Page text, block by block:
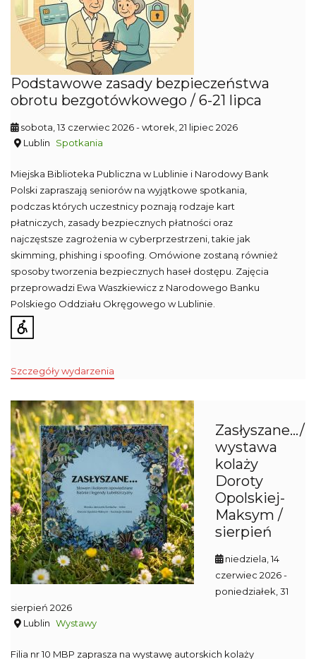
Podstawowe zasady bezpieczeństwa
obrotu bezgotówkowego / 6-21 lipca
sobota, 13 czerwiec 2026- wtorek, 21 lipiec 2026
Lublin
Spotkania
Miejska Biblioteka Publiczna w Lublinie i Narodowy Bank
Polski zapraszają seniorów na wyjątkowe spotkania,
podczas których uczestnicy poznają rodzaje kart
płatniczych, zasady bezpiecznych płatności oraz
najczęstsze zagrożenia w cyberprzestrzeni, takie jak
skimming, phishing i spoofing. Omówione zostaną również
sposoby tworzenia bezpiecznych haseł dostępu. Zajęcia
przeprowadzi Ewa Waszkiewicz z Narodowego Banku
Polskiego Oddziału Okręgowego w Lublinie.
Szczegóły wydarzenia
Zasłyszane…/
wystawa
kolaży
Doroty
Opolskiej-
Maksym /
sierpień
niedziela, 14
czerwiec 2026-
poniedziałek, 31
sierpień 2026
Lublin Wystawy
Filia nr 10 MBP zaprasza na wystawę autorskich kolaży